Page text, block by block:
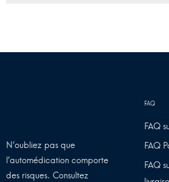
N’oubliez pas que
l’automédication comporte
des risques. Consultez
FAQ
FAQ
FAQ